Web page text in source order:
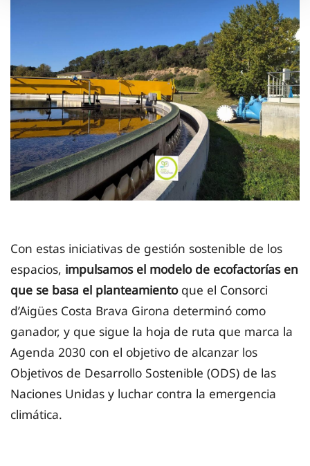
Con estas iniciativas de gestión sostenible de los
espacios, impulsamos el modelo de ecofactorías en
que se basa el planteamientoque el Consorci
d’Aigües Costa Brava Girona determinó como
ganador, y que sigue la hoja de ruta que marca la
Agenda 2030 con el objetivo de alcanzar los
Objetivos de Desarrollo Sostenible (ODS) de las
Naciones Unidas y luchar contra la emergencia
climática.